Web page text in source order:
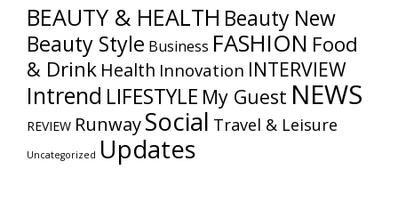
BEAUTY & HEALTH Beauty New
Beauty Style Business FASHION Food
& Drink Health Innovation INTERVIEW
Intrend LIFESTYLE My​ Guest NEWS
REVIEW RunwaySocial Travel & Leisure
Uncategorized Updates